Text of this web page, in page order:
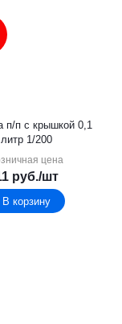
п/п с крышкой 0,1
литр 1/200
цена
руб./шт
В корзину